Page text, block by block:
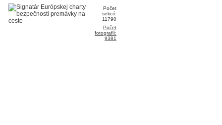
Počet
sekcií:
11790
Počet
fotografií:
9381